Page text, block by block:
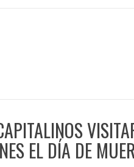
EL DÍA DE